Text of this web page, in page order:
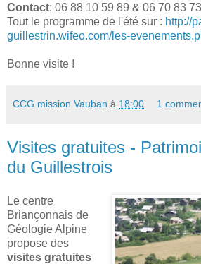
Contact: 06 88 10 59 89 & 06 70 83
Tout le programme de l'été sur : http://
guillestrin.wifeo.com/les-
Bonne visite !
CCG mission Vauban à 18:00 1
Visites gratuites -
du Guillestrois
Le centre
Briançonnais de
Géologie Alpine
propose des
visites gratuites